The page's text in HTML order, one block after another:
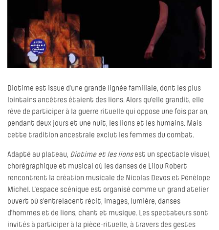
Diotime est issue d’une grande lignée familiale, dont les plus
lointains ancêtres étaient des lions. Alors qu’elle grandit, elle
rêve de participer à la guerre rituelle qui oppose une fois par an,
pendant deux jours et une nuit, les lions et les humains. Mais
cette tradition ancestrale exclut les femmes du combat.
Adapté au plateau, Diotime et les lionsest un spectacle visuel,
chorégraphique et musical où les danses de Lilou Robert
rencontrent la création musicale de Nicolas Devos et Pénélope
Michel. L’espace scénique est organisé comme un grand atelier
ouvert où s’entrelacent récit, images, lumière, danses
d’hommes et de lions, chant et musique. Les spectateurs sont
invités à participer à la pièce-rituelle, à travers des gestes